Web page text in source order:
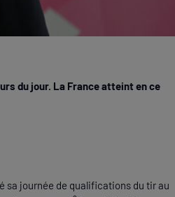
du jour. La France atteint en ce
sa journée de qualifications du tir au